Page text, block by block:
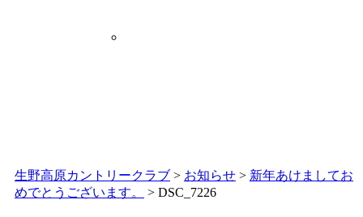
生野高原カントリークラブ > お知らせ > 新年あけましてお
めでとうございます。
> DSC_7226